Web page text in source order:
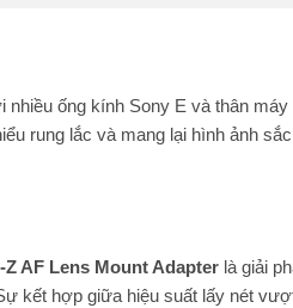
ống kính Sony E và thân
rung lắc và mang lại hình ảnh
AF Lens Mount Adapter là giải
kết hợp giữa hiệu suất lấy nét